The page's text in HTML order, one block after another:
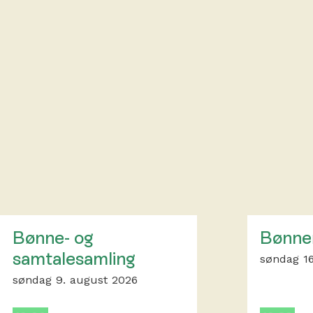
Bønne- og
samtalesamling
søndag 9. august 2026
søndag